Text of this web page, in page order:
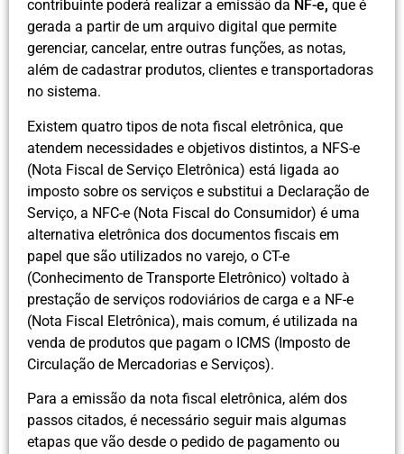
contribuinte poderá realizar a emissão da NF-e, que é
gerada a partir de um arquivo digital que permite
gerenciar, cancelar, entre outras funções, as notas,
além de cadastrar produtos, clientes e transportadoras
no sistema.
Existem quatro tipos de nota fiscal eletrônica, que
atendem necessidades e objetivos distintos, a NFS-e
(Nota Fiscal de Serviço Eletrônica) está ligada ao
imposto sobre os serviços e substitui a Declaração de
Serviço, a NFC-e (Nota Fiscal do Consumidor) é uma
alternativa eletrônica dos documentos fiscais em
papel que são utilizados no varejo, o CT-e
(Conhecimento de Transporte Eletrônico) voltado à
prestação de serviços rodoviários de carga e a NF-e
(Nota Fiscal Eletrônica), mais comum, é utilizada na
venda de produtos que pagam o ICMS (Imposto de
Circulação de Mercadorias e Serviços).
Para a emissão da nota fiscal eletrônica, além dos
passos citados, é necessário seguir mais algumas
etapas que vão desde o pedido de pagamento ou